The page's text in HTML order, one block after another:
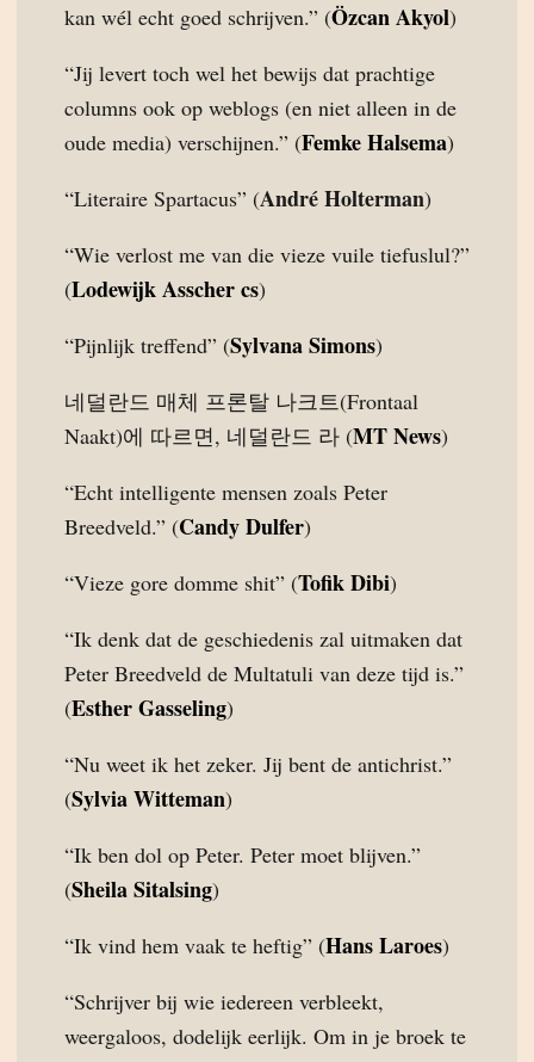
kan wél echt goed schrijven.” (Özcan Akyol)
“Jij levert toch wel het bewijs dat prachtige
columns ook op weblogs (en niet alleen in de
oude media) verschijnen.” (Femke Halsema)
“Literaire Spartacus” (André Holterman)
“Wie verlost me van die vieze vuile tiefuslul?”
(Lodewijk Asscher cs)
“Pijnlijk treffend” (Sylvana Simons)
네덜란드 매체 프론탈 나크트(Frontaal
Naakt)에 따르면, 네덜란드 라 (MT News)
“Echt intelligente mensen zoals Peter
Breedveld.” (Candy Dulfer)
“Vieze gore domme shit” (Tofik Dibi)
“Ik denk dat de geschiedenis zal uitmaken dat
Peter Breedveld de Multatuli van deze tijd is.”
(Esther Gasseling)
“Nu weet ik het zeker. Jij bent de antichrist.”
(Sylvia Witteman)
“Ik ben dol op Peter. Peter moet blijven.”
(Sheila Sitalsing)
“Ik vind hem vaak te heftig” (Hans Laroes)
“Schrijver bij wie iedereen verbleekt,
weergaloos, dodelijk eerlijk. Om in je broek te